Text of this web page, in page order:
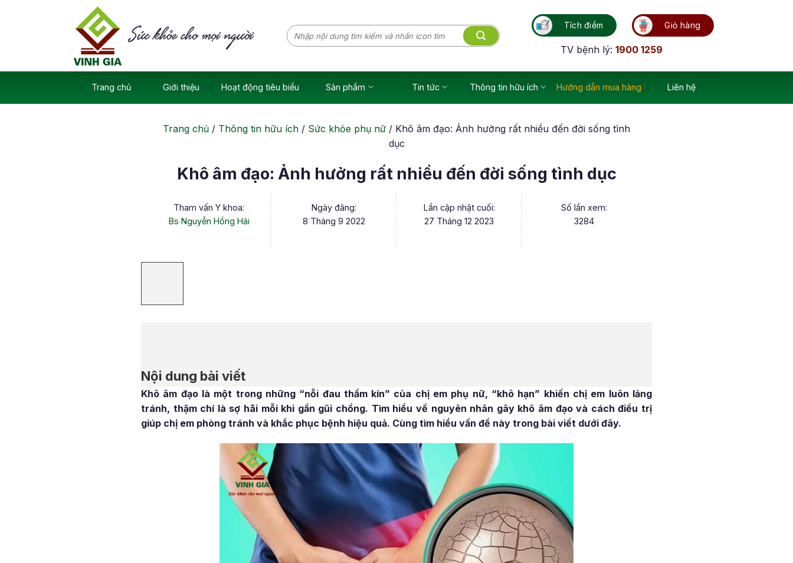
Tìm
kiếm:
Tích điểm Giỏ hàng
TV bệnh lý: 1900 1259
Trang chủ Giới thiệu Hoạt động tiêu biểu Sản phẩm Tin tức Thông tin hữu ích Hướng dẫn mua hàng Liên hệ
Trang chủ / Thông tin hữu ích / Sức khỏe phụ nữ / Khô âm đạo: Ảnh hưởng rất nhiều đến đời sống tình
dục
Khô âm đạo: Ảnh hưởng rất nhiều đến đời sống tình dục
Tham vấn Y khoa:
Bs Nguyễn Hồng Hải
Ngày đăng:
8 Tháng 9 2022
Lần cập nhật cuối:
27 Tháng 12 2023
Số lần xem:
3284
Nội dung bài viết
Khô âm đạo là một trong những “nỗi đau thầm kín” của chị em phụ nữ, “khô hạn” khiến chị em luôn lảng
tránh, thậm chí là sợ hãi mỗi khi gần gũi chồng. Tìm hiểu về nguyên nhân gây khô âm đạo và cách điều trị
giúp chị em phòng tránh và khắc phục bệnh hiệu quả. Cùng tìm hiểu vấn đề này trong bài viết dưới đây.